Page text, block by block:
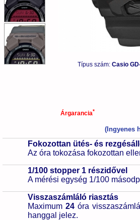
Típus szám: Casio
Árgarancia*
(Ingyenes
Fokozottan ütés- és
Az óra tokozása fokozottan
1/100 stopper 1 részidővel
A mérési egység 1/100
Visszaszámláló riasztás
Maximum24 óra
hanggal jelez.